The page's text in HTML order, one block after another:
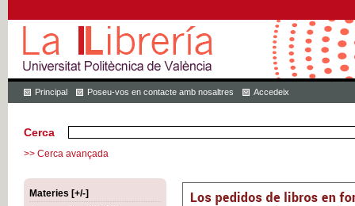
Principal Poseu-vos en contacte amb nosaltres Accedeix
Cerca
>> Cerca avançada
Materies [+/-]